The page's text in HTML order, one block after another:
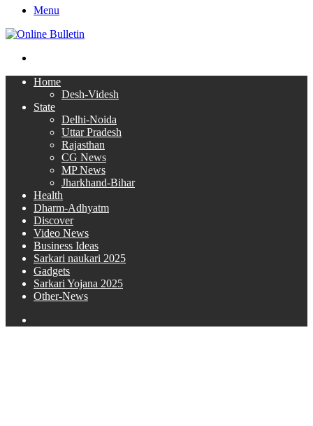
Menu
Home
Desh-Videsh
State
Delhi-Noida
Uttar Pradesh
Rajasthan
CG News
MP News
Jharkhand-Bihar
Health
Dharm-Adhyatm
Discover
Video News
Business Ideas
Sarkari naukari 2025
Gadgets
Sarkari Yojana 2025
Other-News